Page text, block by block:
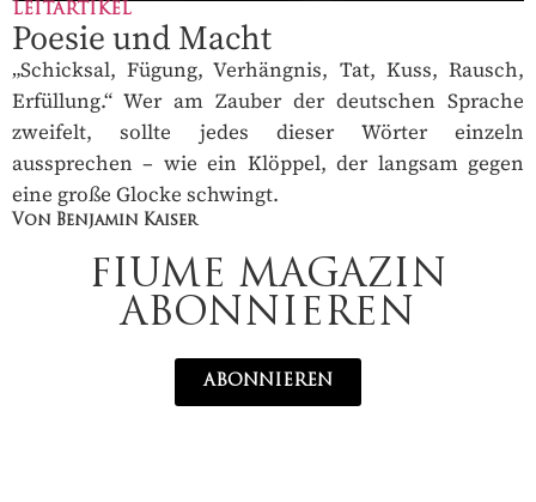
LEITARTIKEL
Poesie und Macht
„Schicksal, Fügung, Verhängnis, Tat, Kuss, Rausch,
Erfüllung.“ Wer am Zauber der deutschen Sprache
zweifelt, sollte jedes dieser Wörter einzeln
aussprechen – wie ein Klöppel, der langsam gegen
eine große Glocke schwingt.
Von Benjamin Kaiser
FIUME MAGAZIN
ABONNIEREN
ABONNIEREN